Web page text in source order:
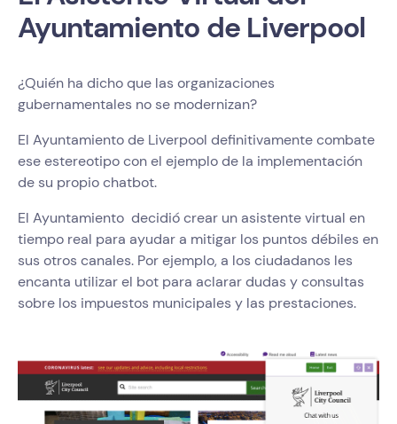
Ayuntamiento de Liverpool
¿Quién ha dicho que las organizaciones
gubernamentales no se modernizan?
El Ayuntamiento de Liverpool definitivamente combate
ese estereotipo con el ejemplo de la implementación
de su propio chatbot.
El Ayuntamiento decidió crear un asistente virtual en
tiempo real para ayudar a mitigar los puntos débiles en
sus otros canales. Por ejemplo, a los ciudadanos les
encanta utilizar el bot para aclarar dudas y consultas
sobre los impuestos municipales y las prestaciones.